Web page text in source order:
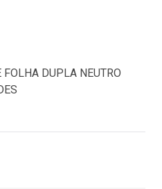
DUPLA NEUTRO